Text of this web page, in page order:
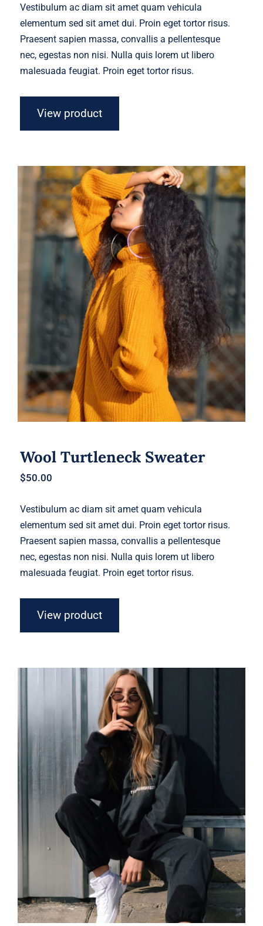
Vestibulum ac diam sit amet quam vehicula
elementum sed sit amet dui. Proin eget tortor risus.
Praesent sapien massa, convallis a pellentesque
nec, egestas non nisi. Nulla quis lorem ut libero
malesuada feugiat. Proin eget tortor risus.
View product
Wool Turtleneck Sweater
Wool Turtleneck Sweater
$50.00
Vestibulum ac diam sit amet quam vehicula
elementum sed sit amet dui. Proin eget tortor risus.
Praesent sapien massa, convallis a pellentesque
nec, egestas non nisi. Nulla quis lorem ut libero
malesuada feugiat. Proin eget tortor risus.
View product
Women Sport Kit